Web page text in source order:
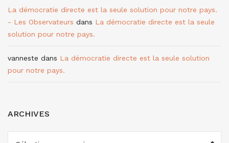
La démocratie directe est la seule solution pour notre pays.
- Les Observateurs dans La démocratie directe est la seule
solution pour notre pays.
vanneste dans La démocratie directe est la seule solution
pour notre pays.
ARCHIVES
ARCHIVES